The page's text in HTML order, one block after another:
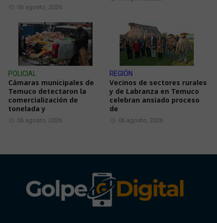
06 agosto, 2026
POLICIAL
Cámaras municipales de
Temuco detectaron la
comercialización de
tonelada y
06 agosto, 2026
REGIÓN
Vecinos de sectores rurales
y de Labranza en Temuco
celebran ansiado proceso
de
06 agosto, 2026